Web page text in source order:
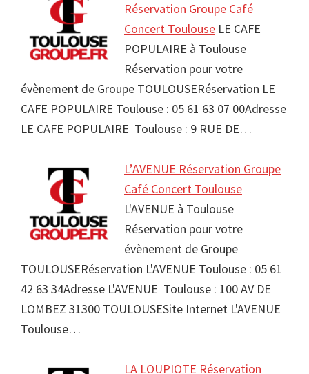
Réservation Groupe Café
Concert Toulouse LE CAFE
POPULAIRE à Toulouse
Réservation pour votre
évènement de Groupe TOULOUSERéservation LE
CAFE POPULAIRE Toulouse : 05 61 63 07 00Adresse
LE CAFE POPULAIRE Toulouse : 9 RUE DE…
L’AVENUE Réservation Groupe
Café Concert Toulouse
L'AVENUE à Toulouse
Réservation pour votre
évènement de Groupe
TOULOUSERéservation L'AVENUE Toulouse : 05 61
42 63 34Adresse L'AVENUE Toulouse : 100 AV DE
LOMBEZ 31300 TOULOUSESite Internet L'AVENUE
Toulouse…
LA LOUPIOTE Réservation